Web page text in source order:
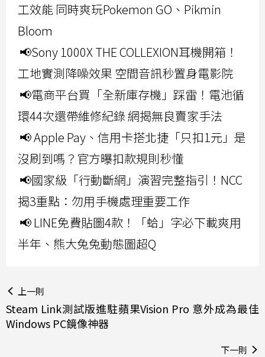
工效能 同時爽玩Pokemon GO、Pikmin
Bloom
📢Sony 1000X THE COLLEXION耳機開箱！
工地實測降噪效果 空間音訊秒置身電影院
📢電商平台買「全新庫存機」踩雷！電池循
環44次還帶維修紀錄 網揭無良賣家手法
📢 Apple Pay、信用卡搭北捷「只扣1元」是
沒刷到嗎？官方曝扣款規則秒懂
📢國家級「行動斷網」演習完整指引！NCC
揭3重點：勿用手機處理重要工作
📢 LINE免費貼圖4款！「蛤」字必下載爽用
半年、熊大兔兔動態圖超Q
上一則
Steam Link測試版進駐蘋果Vision Pro 意外成為最佳
Windows PC鏡像神器
下一則